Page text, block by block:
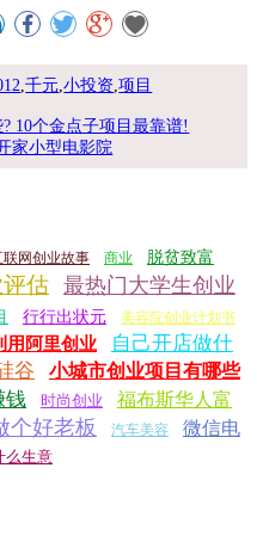
,千元 ,小投资 ,项目
10个金点子项目最靠谱!
家小型电影院
联网创业故事 商业 脱贫致富
估 最热门大学生创业
行行出状元
美容院创业计划书
用阿里创业
自己开店做什
谷 小城市创业项目有哪些
钱 时尚创业
福布斯华人富
个好老板 汽车美容
微信电
么生意